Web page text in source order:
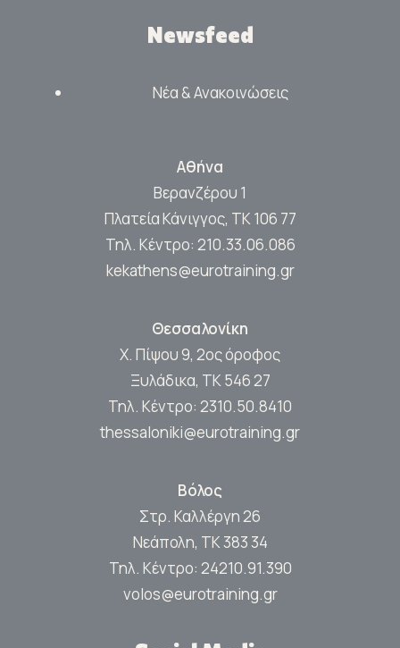
Newsfeed
Νέα & Ανακοινώσεις
Αθήνα
Βερανζέρου 1
Πλατεία Κάνιγγος, ΤΚ 106 77
Τηλ. Κέντρο: 210.33.06.086
kekathens@eurotraining.gr
Θεσσαλονίκη
Χ. Πίψου 9, 2ος όροφος
Ξυλάδικα, ΤΚ 546 27
Τηλ. Κέντρο: 2310.50.8410
thessaloniki@eurotraining.gr
Βόλος
Στρ. Καλλέργη 26
Νεάπολη, ΤΚ 383 34
Τηλ. Κέντρο: 24210.91.390
volos@eurotraining.gr